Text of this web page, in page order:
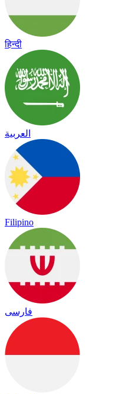
हिन्दी
العربية
Filipino
فارسی